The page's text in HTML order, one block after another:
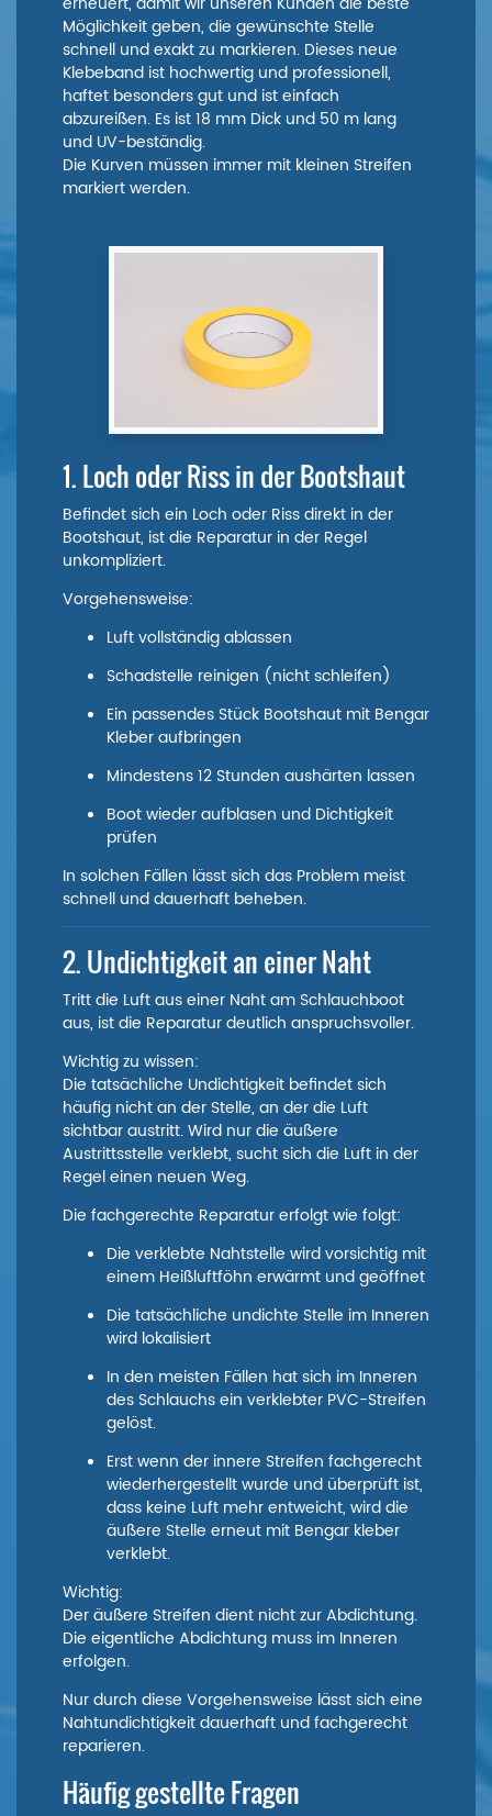
Möglichkeit geben, die gewünschte Stelle
schnell und exakt zu markieren. Dieses neue
Klebeband ist hochwertig und professionell,
haftet besonders gut und ist einfach
abzureißen. Es ist 18 mm Dick und 50 m lang
und UV-beständig.
Die Kurven müssen immer mit kleinen Streifen
markiert werden.
1. Loch oder Riss in der Bootshaut
Befindet sich ein Loch oder Riss direkt in der
Bootshaut, ist die Reparatur in der Regel
unkompliziert.
Vorgehensweise:
Luft vollständig ablassen
Schadstelle reinigen (nicht schleifen)
Ein passendes Stück Bootshaut mit Bengar
Kleber aufbringen
Mindestens 12 Stunden aushärten lassen
Boot wieder aufblasen und Dichtigkeit
prüfen
In solchen Fällen lässt sich das Problem meist
schnell und dauerhaft beheben.
2. Undichtigkeit an einer Naht
Tritt die Luft aus einer Naht am Schlauchboot
aus, ist die Reparatur deutlich anspruchsvoller.
Wichtig zu wissen:
Die tatsächliche Undichtigkeit befindet sich
häufig nicht an der Stelle, an der die Luft
sichtbar austritt. Wird nur die äußere
Austrittsstelle verklebt, sucht sich die Luft in der
Regel einen neuen Weg.
Die fachgerechte Reparatur erfolgt wie folgt:
Die verklebte Nahtstelle wird vorsichtig mit
einem Heißluftföhn erwärmt und geöffnet
Die tatsächliche undichte Stelle im Inneren
wird lokalisiert
In den meisten Fällen hat sich im Inneren
des Schlauchs ein verklebter PVC-Streifen
gelöst.
Erst wenn der innere Streifen fachgerecht
wiederhergestellt wurde und überprüft ist,
dass keine Luft mehr entweicht, wird die
äußere Stelle erneut mit Bengar kleber
verklebt.
Wichtig:
Der äußere Streifen dient nicht zur Abdichtung.
Die eigentliche Abdichtung muss im Inneren
erfolgen.
Nur durch diese Vorgehensweise lässt sich eine
Nahtundichtigkeit dauerhaft und fachgerecht
reparieren.
Häufig gestellte Fragen